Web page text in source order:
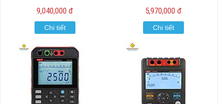
9,040,000 đ
Chi tiết
5,970,000 đ
Chi tiết